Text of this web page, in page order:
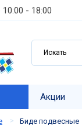
- 18:00
Акции
Биде подвесные